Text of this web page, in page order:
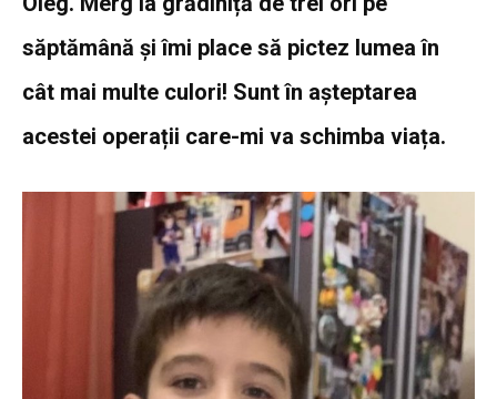
săptămână și îmi place să pictez lumea în
cât mai multe culori! Sunt în așteptarea
acestei operații care-mi va schimba viața.